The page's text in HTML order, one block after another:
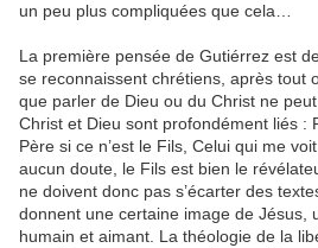
un peu plus compliquées que cela…
La première pensée de Gutiérrez est
se reconnaissent chrétiens, après tout
que parler de Dieu ou du Christ ne
Christ et Dieu sont profondément liés :
Père si ce n’est le Fils, Celui qui me
aucun doute, le Fils est bien le
ne doivent donc pas s’écarter des
donnent une certaine image de Jésus,
humain et aimant. La théologie de la